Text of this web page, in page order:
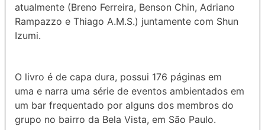
atualmente (Breno Ferreira, Benson Chin, Adriano
Rampazzo e Thiago A.M.S.) juntamente com Shun
Izumi.
O livro é de capa dura, possui 176 páginas em
uma e narra uma série de eventos ambientados em
um bar frequentado por alguns dos membros do
grupo no bairro da Bela Vista, em São Paulo.